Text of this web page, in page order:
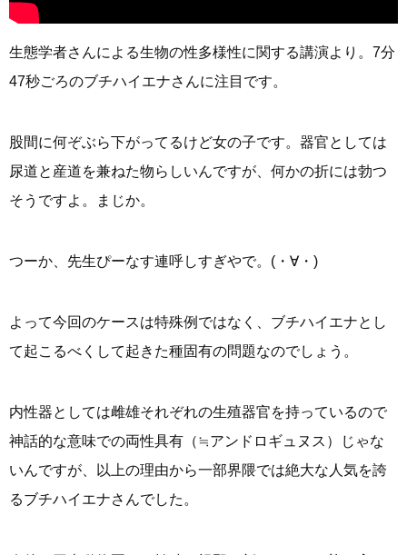
生態学者さんによる生物の性多様性に関する講演より。7分
47秒ごろのブチハイエナさんに注目です。
股間に何ぞぶら下がってるけど女の子です。器官としては
尿道と産道を兼ねた物らしいんですが、何かの折には勃つ
そうですよ。まじか。
つーか、先生ぴーなす連呼しすぎやで。(・∀・)
よって今回のケースは特殊例ではなく、ブチハイエナとし
て起こるべくして起きた種固有の問題なのでしょう。
内性器としては雌雄それぞれの生殖器官を持っているので
神話的な意味での両性具有（≒アンドロギュヌス）じゃな
いんですが、以上の理由から一部界隈では絶大な人気を誇
るブチハイエナさんでした。